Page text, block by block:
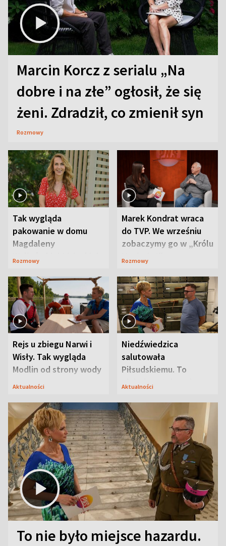
Marcin Korcz z serialu „Na
dobre i na złe” ogłosił, że się
żeni. Zdradził, co zmienił syn
Rozmowy
Tak wygląda
pakowanie w domu
Magdaleny
Waligórskiej-Lisieckiej.
Rozmowy
Marek Kondrat wraca
do TVP. We wrześniu
zobaczymy go w „Królu
Maciusiu I”
Rozmowy
Rejs u zbiegu Narwi i
Wisły. Tak wygląda
Modlin od strony wody
Aktualności
Niedźwiedzica
salutowała
Piłsudskiemu. To
niejedyna tajemnica
Aktualności
To nie było miejsce hazardu.